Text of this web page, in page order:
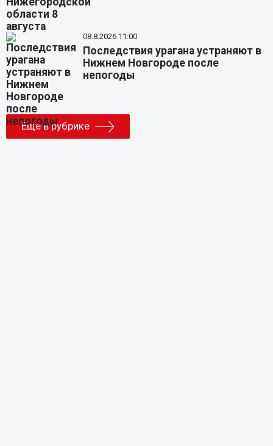
08.8.2026 11:00
Последствия урагана устраняют в
Нижнем Новгороде после
непогоды
Еще в рубрике